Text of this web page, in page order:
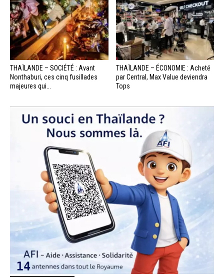
THAÏLANDE – SOCIÉTÉ : Avant
Nonthaburi, ces cinq fusillades
majeures qui...
THAÏLANDE – ÉCONOMIE : Acheté
par Central, Max Value deviendra
Tops